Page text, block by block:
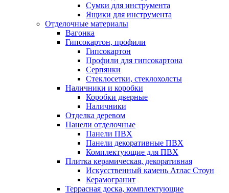
Сумки для инструмента
Ящики для инструмента
Отделочные материалы
Вагонка
Гипсокартон, профили
Гипсокартон
Профили для гипсокартона
Серпянки
Стеклосетки, стеклохолсты
Наличники и коробки
Коробки дверные
Наличники
Отделка деревом
Панели отделочные
Панели ПВХ
Панели декоративные ПВХ
Комплектующие для ПВХ
Плитка керамическая, декоративная
Искусственный камень Атлас Стоун
Керамогранит
Террасная доска, комплектующие